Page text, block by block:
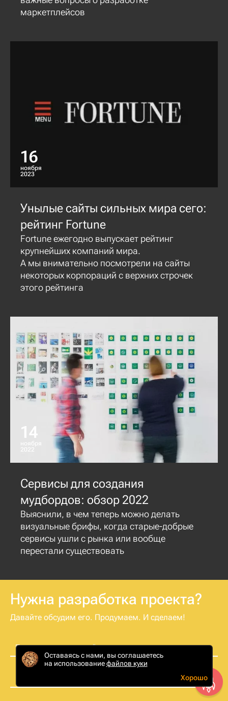
маркетплейсов
16
ноября
2023
Унылые сайты сильных мира сего:
рейтинг Fortune
Fortune ежегодно выпускает рейтинг
крупнейших компаний мира.
А мы внимательно посмотрели на сайты
некоторых корпораций с верхних строчек
этого рейтинга
14
ноября
2022
Сервисы для создания
мудбордов: обзор 2022
Выяснили, в чем теперь можно делать
визуальные брифы, когда старые-добрые
сервисы ушли с рынка или вообще
перестали существовать
Нужна разработка проекта?
Давайте обсудим его. Продумаем. И сделаем!
Представьтесь, пожалуйста:
Оставаясь с нами, вы соглашаетесь
на использованиефайлов куки
Хорошо